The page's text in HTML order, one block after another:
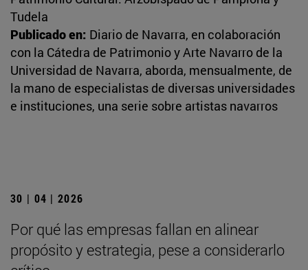
Tudela
Publicado en: Diario de Navarra, en colaboración
con la Cátedra de Patrimonio y Arte Navarro de la
Universidad de Navarra, aborda, mensualmente, de
la mano de especialistas de diversas universidades
e instituciones, una serie sobre artistas navarros
30 | 04 | 2026
Por qué las empresas fallan en alinear
propósito y estrategia, pese a considerarlo